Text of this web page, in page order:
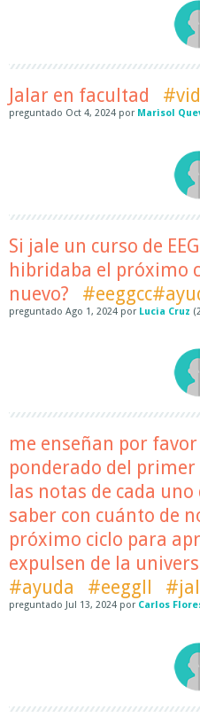
Jalar en facultad
preguntado Oct 4, 2024 por Marisol
Si jale un curso de
hibridaba el próximo
nuevo?
preguntado Ago 1, 2024 por Lucia Cruz (
me enseñan por
ponderado del primer
las notas de cada uno
saber con cuánto de
próximo ciclo para
expulsen de la
#ayuda
#eeggll
preguntado Jul 13, 2024 por Carlos